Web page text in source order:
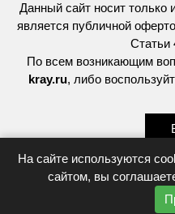
Данный сайт носит
является публичной
Статьи
По всем возникающим
kray.ru, либо
©
На сайте используются
сайтом, вы